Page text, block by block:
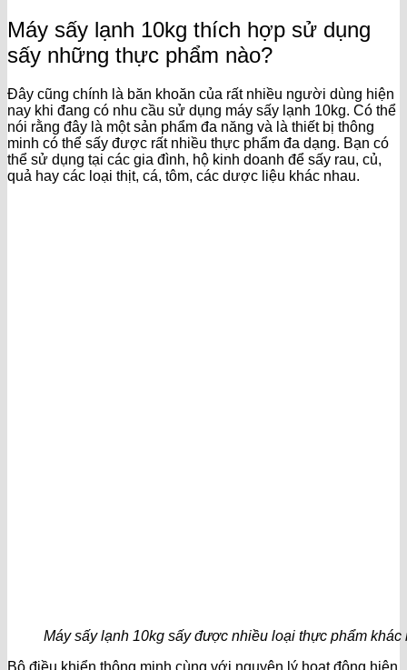
Máy sấy lạnh 10kg thích hợp sử dụng
sấy những thực phẩm nào?
Đây cũng chính là băn khoăn của rất nhiều người dùng hiện
nay khi đang có nhu cầu sử dụng máy sấy lạnh 10kg. Có thể
nói rằng đây là một sản phẩm đa năng và là thiết bị thông
minh có thể sấy được rất nhiều thực phẩm đa dạng. Bạn có
thể sử dụng tại các gia đình, hộ kinh doanh để sấy rau, củ,
quả hay các loại thịt, cá, tôm, các dược liệu khác nhau.
Máy sấy lạnh 10kg sấy được nhiều loại thực phẩm khác
Bộ điều khiển thông minh cùng với nguyên lý hoạt động hiện